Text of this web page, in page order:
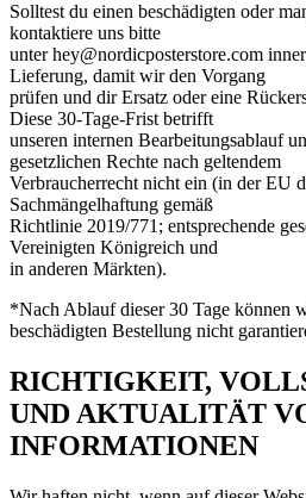
Solltest du einen beschädigten oder
kontaktiere uns bitte
unter hey@nordicposterstore.com
Lieferung, damit wir den Vorgang
prüfen und dir Ersatz oder eine
Diese 30-Tage-Frist betrifft
unseren internen Bearbeitungsablauf
gesetzlichen Rechte nach geltendem
Verbraucherrecht nicht ein (in der EU
Sachmängelhaftung gemäß
Richtlinie 2019/771; entsprechende
Vereinigten Königreich und
in anderen Märkten).
*Nach Ablauf dieser 30 Tage können
beschädigten Bestellung nicht
RICHTIGKEIT,
UND AKTUALITÄT
INFORMATIONEN